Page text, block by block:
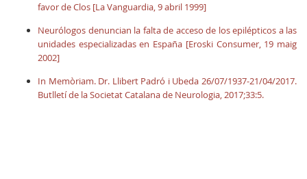
favor de Clos [La Vanguardia, 9 abril 1999]
Neurólogos denuncian la falta de acceso de los epilépticos a las
unidades especializadas en España [Eroski Consumer, 19 maig
2002]
In Memòriam. Dr. Llibert Padró i Ubeda 26/07/1937-21/04/2017.
Butlletí de la Societat Catalana de Neurologia, 2017;33:5.